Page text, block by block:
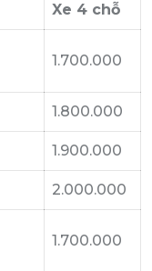
Xe 4 chỗ
1.700.000
1.800.000
1.900.000
2.000.000
1.700.000